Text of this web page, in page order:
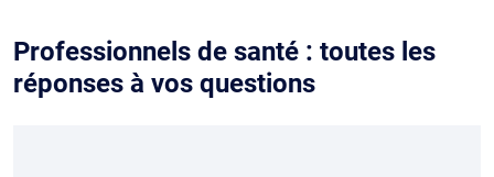
Professionnels de santé : toutes les
réponses à vos questions